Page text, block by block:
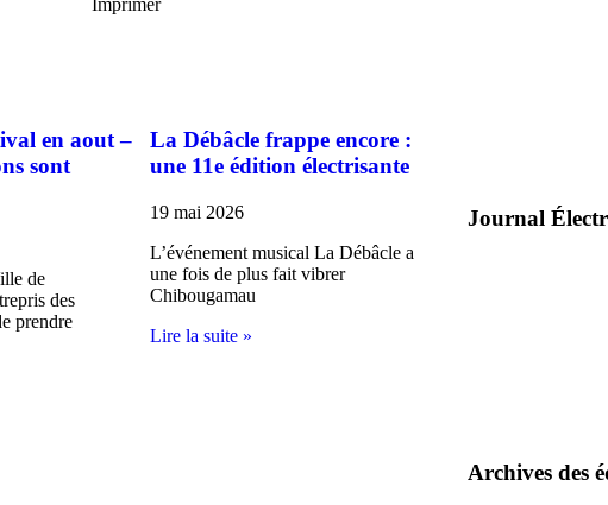
en aout –
sont
de
des
prendre
La Débâcle frappe encore :
une 11e édition électrisante
19 mai 2026
L’événement musical La Débâcle a
une fois de plus fait vibrer
Chibougamau
Lire la suite »
Journal
Archives des